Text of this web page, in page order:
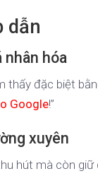
dẫn
nhân hóa
thấy đặc biệt
Google!”
xuyên
hút mà còn